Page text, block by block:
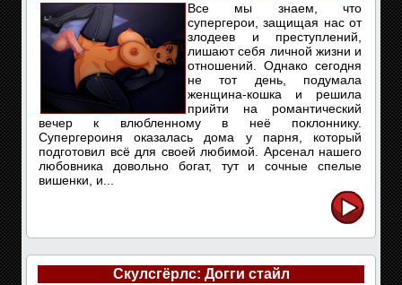
Все мы знаем, что
супергерои, защищая нас от
злодеев и преступлений,
лишают себя личной жизни и
отношений. Однако сегодня
не тот день, подумала
женщина-кошка и решила
прийти на романтический
вечер к влюбленному в неё поклоннику.
Супергероиня оказалась дома у парня, который
подготовил всё для своей любимой. Арсенал нашего
любовника довольно богат, тут и сочные спелые
вишенки, и...
Скулсгёрлс: Догги стайл